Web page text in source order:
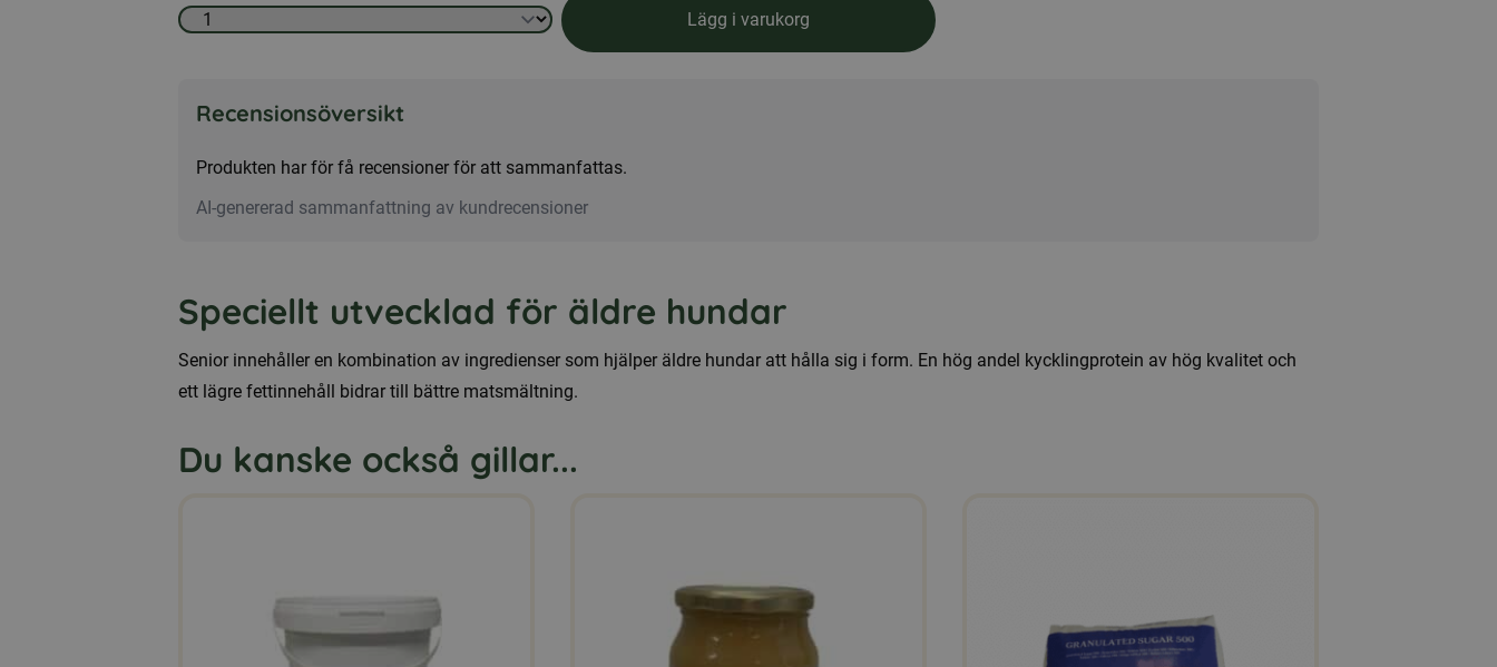
Hundmat
12kg,
för
äldre
Lägg i varukorg
Recensionsöversikt
Produkten har för få recensioner för att sammanfattas.
AI-genererad sammanfattning av kundrecensioner
Speciellt utvecklad för äldre hundar
Senior innehåller en kombination av ingredienser som hjälper äldre hundar att hålla sig i form. En hög andel kycklingprotein av hög kvalitet och
ett lägre fettinnehåll bidrar till bättre matsmältning.
Du kanske också gillar...